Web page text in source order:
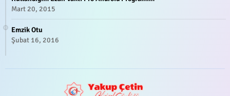
Mart 20, 2015
Emzik Otu
Şubat 16, 2016